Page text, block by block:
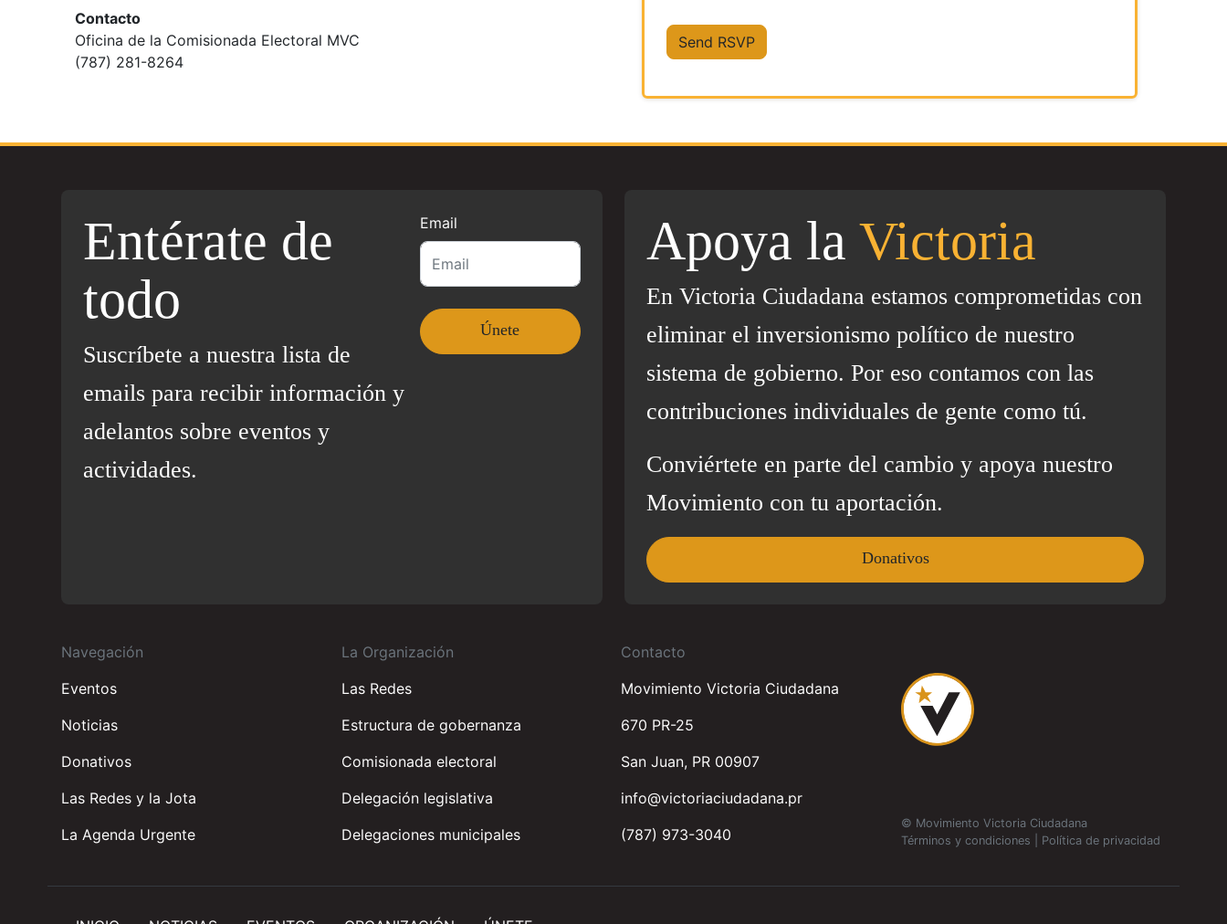
Contacto
Oficina de la Comisionada Electoral MVC
(787) 281-8264
Entérate de
todo
Suscríbete a nuestra lista de
emails para recibir información y
adelantos sobre eventos y
actividades.
Email Apoya la Victoria
En Victoria Ciudadana estamos comprometidas con
eliminar el inversionismo político de nuestro
sistema de gobierno. Por eso contamos con las
contribuciones individuales de gente como tú.
Conviértete en parte del cambio y apoya nuestro
Movimiento con tu aportación.
Donativos
Navegación
Eventos
Noticias
Donativos
Las Redes y la Jota
La Agenda Urgente
La Organización
Las Redes
Estructura de gobernanza
Comisionada electoral
Delegación legislativa
Delegaciones municipales
Contacto
Movimiento Victoria Ciudadana
670 PR-25
San Juan, PR 00907
info@victoriaciudadana.pr
(787) 973-3040
© Movimiento Victoria Ciudadana
Términos y condiciones
Política de privacidad